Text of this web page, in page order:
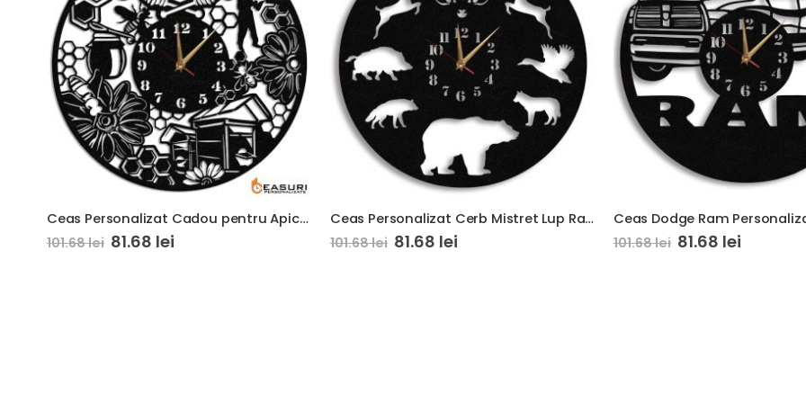
Ceas Personalizat Cadou pentru Apicultor
101.68lei 81.68 lei
Ceas Personalizat Cerb Mistret Lup Rate Urs Vulpe
101.68lei 81.68 lei
Ceas Dodge Ram
101.68lei 81.68 lei